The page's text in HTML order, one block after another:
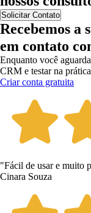
Solicitar Contato
Recebemos a
em contato
Enquanto você
CRM e testar na
Criar conta gratuita
"Fácil de usar e muito
Cinara Souza